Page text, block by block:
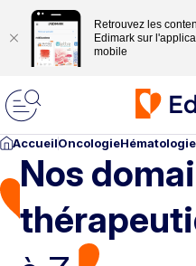
Retrouvez les
Edimark sur
mobile
AccueilOncologieHématologie
Nos